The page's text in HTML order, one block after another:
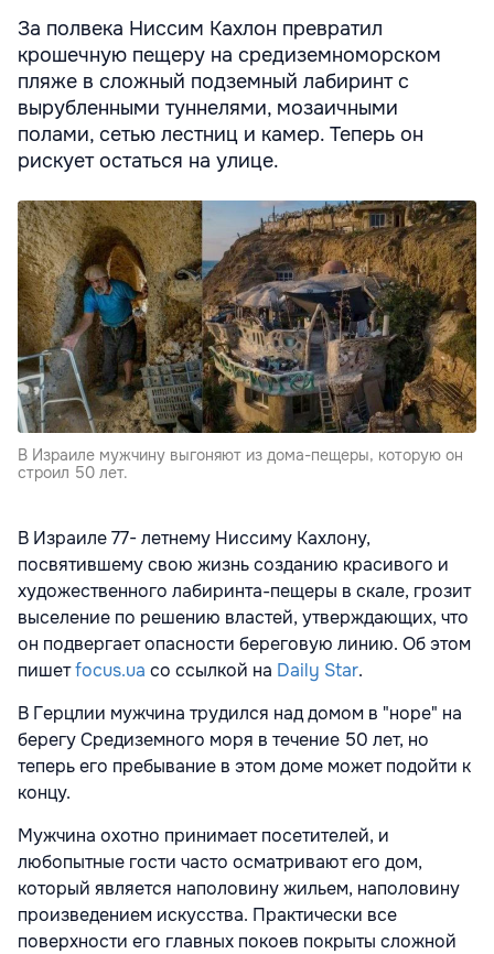
За полвека Ниссим Кахлон превратил
крошечную пещеру на средиземноморском
пляже в сложный подземный лабиринт с
вырубленными туннелями, мозаичными
полами, сетью лестниц и камер. Теперь он
рискует остаться на улице.
В Израиле мужчину выгоняют из дома-пещеры, которую он
строил 50 лет.
В Израиле 77- летнему Ниссиму Кахлону,
посвятившему свою жизнь созданию красивого и
художественного лабиринта-пещеры в скале, грозит
выселение по решению властей, утверждающих, что
он подвергает опасности береговую линию. Об этом
пишетfocus.ua со ссылкой на Daily Star.
В Герцлии мужчина трудился над домом в "норе" на
берегу Средиземного моря в течение 50 лет, но
теперь его пребывание в этом доме может подойти к
концу.
Мужчина охотно принимает посетителей, и
любопытные гости часто осматривают его дом,
который является наполовину жильем, наполовину
произведением искусства. Практически все
поверхности его главных покоев покрыты сложной